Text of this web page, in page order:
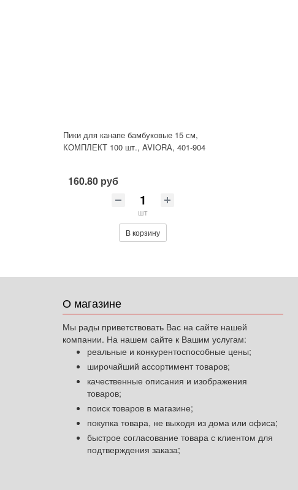
Пики для канапе бамбуковые 15 см,
КОМПЛЕКТ 100 шт., AVIORA, 401-904
160.80 руб
шт
В корзину
О магазине
Мы рады приветствовать Вас на сайте нашей
компании. На нашем сайте к Вашим услугам:
реальные и конкурентоспособные цены;
широчайший ассортимент товаров;
качественные описания и изображения
товаров;
поиск товаров в магазине;
покупка товара, не выходя из дома или офиса;
быстрое согласование товара с клиентом для
подтверждения заказа;